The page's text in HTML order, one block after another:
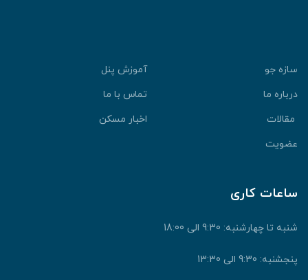
سازه جو
آموزش پنل
درباره ما
تماس با ما
مقالات
اخبار مسکن
عضویت
ساعات کاری
شنبه تا چهارشنبه: 9:30 الی 18:00
پنجشنبه: 9:30 الی 13:30